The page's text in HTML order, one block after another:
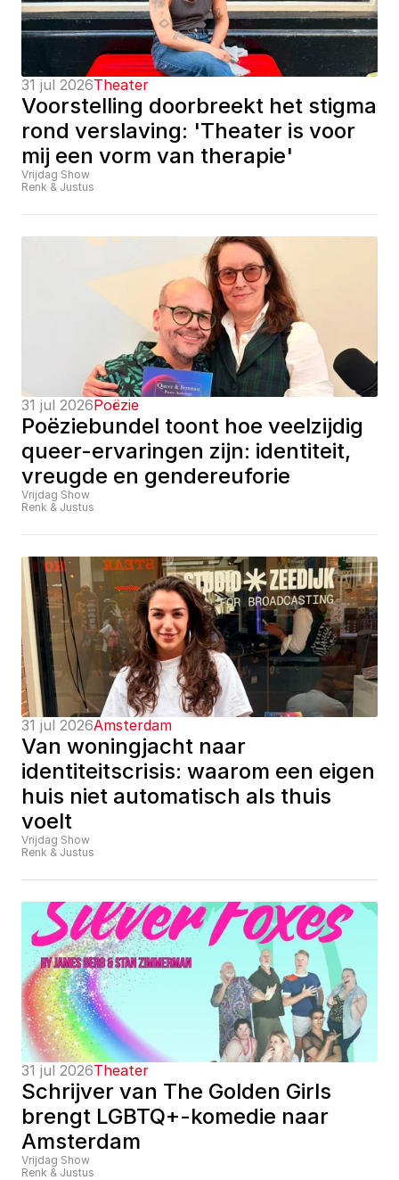
31 jul 2026Theater
Voorstelling doorbreekt het stigma
rond verslaving: 'Theater is voor
mij een vorm van therapie'
Vrijdag Show
Renk & Justus
31 jul 2026Poëzie
Poëziebundel toont hoe veelzijdig
queer-ervaringen zijn: identiteit,
vreugde en gendereuforie
Vrijdag Show
Renk & Justus
31 jul 2026Amsterdam
Van woningjacht naar
identiteitscrisis: waarom een eigen
huis niet automatisch als thuis
voelt
Vrijdag Show
Renk & Justus
31 jul 2026Theater
Schrijver van The Golden Girls
brengt LGBTQ+-komedie naar
Amsterdam
Vrijdag Show
Renk & Justus